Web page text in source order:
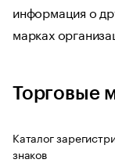
информация о
марках
Торговые
Каталог
знаков